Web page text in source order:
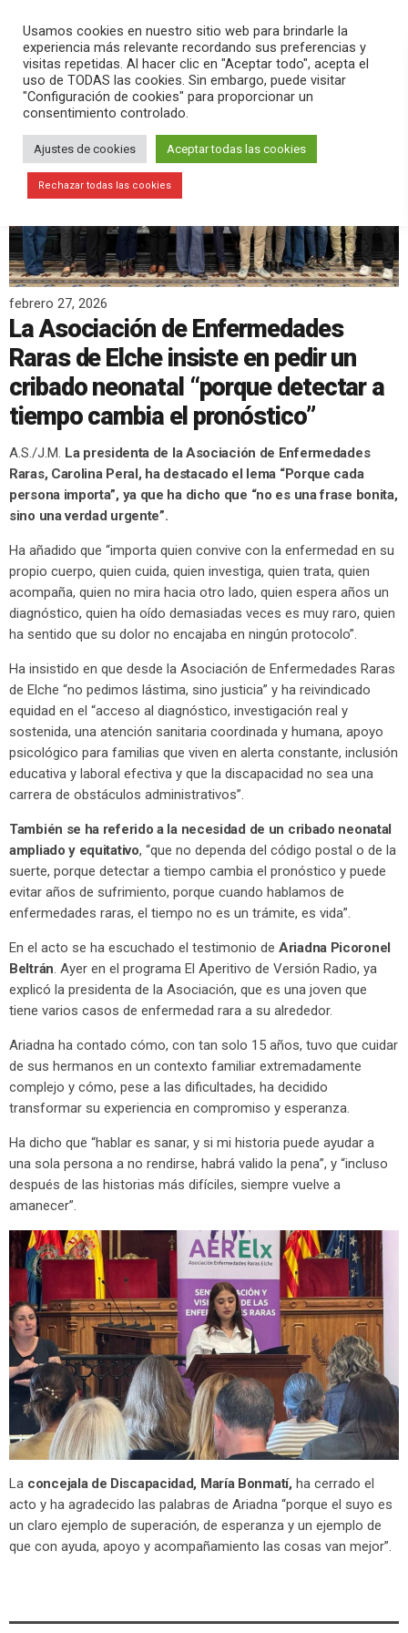
search menu pause PLAY
febrero 27, 2026
La Asociación de Enfermedades
Raras de Elche insiste en pedir un
cribado neonatal “porque detectar a
tiempo cambia el pronóstico”
A.S./J.M. La presidenta de la Asociación de Enfermedades
Raras, Carolina Peral, ha destacado el lema “Porque cada
persona importa”, ya que ha dicho que “no es una frase bonita,
sino una verdad urgente”.
Ha añadido que “importa quien convive con la enfermedad en su
propio cuerpo, quien cuida, quien investiga, quien trata, quien
acompaña, quien no mira hacia otro lado, quien espera años un
diagnóstico, quien ha oído demasiadas veces es muy raro, quien
ha sentido que su dolor no encajaba en ningún protocolo”.
Ha insistido en que desde la Asociación de Enfermedades Raras
de Elche “no pedimos lástima, sino justicia” y ha reivindicado
equidad en el “acceso al diagnóstico, investigación real y
sostenida, una atención sanitaria coordinada y humana, apoyo
psicológico para familias que viven en alerta constante, inclusión
educativa y laboral efectiva y que la discapacidad no sea una
carrera de obstáculos administrativos”.
También se ha referido a la necesidad de un cribado neonatal
ampliado y equitativo, “que no dependa del código postal o de la
suerte, porque detectar a tiempo cambia el pronóstico y puede
evitar años de sufrimiento, porque cuando hablamos de
enfermedades raras, el tiempo no es un trámite, es vida”.
En el acto se ha escuchado el testimonio de Ariadna Picoronel
Beltrán. Ayer en el programa El Aperitivo de Versión Radio, ya
explicó la presidenta de la Asociación, que es una joven que
tiene varios casos de enfermedad rara a su alrededor.
Ariadna ha contado cómo, con tan solo 15 años, tuvo que cuidar
de sus hermanos en un contexto familiar extremadamente
complejo y cómo, pese a las dificultades, ha decidido
transformar su experiencia en compromiso y esperanza.
Ha dicho que “hablar es sanar, y si mi historia puede ayudar a
una sola persona a no rendirse, habrá valido la pena”, y “incluso
después de las historias más difíciles, siempre vuelve a
amanecer”.
La concejala de Discapacidad, María Bonmatí, ha cerrado el
acto y ha agradecido las palabras de Ariadna “porque el suyo es
un claro ejemplo de superación, de esperanza y un ejemplo de
que con ayuda, apoyo y acompañamiento las cosas van mejor”.
Usamos cookies en nuestro sitio web para brindarle la
experiencia más relevante recordando sus preferencias y
visitas repetidas. Al hacer clic en "Aceptar todo", acepta el
uso de TODAS las cookies. Sin embargo, puede visitar
"Configuración de cookies" para proporcionar un
consentimiento controlado.
Ajustes de cookies Aceptar todas las cookies
Rechazar todas las cookies